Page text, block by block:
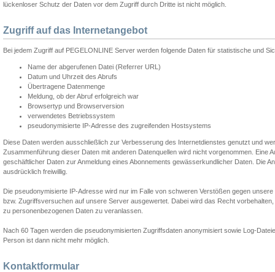
lückenloser Schutz der Daten vor dem Zugriff durch Dritte ist nicht möglich.
Zugriff auf das Internetangebot
Bei jedem Zugriff auf PEGELONLINE Server werden folgende Daten für statistische und
Name der abgerufenen Datei (Referrer URL)
Datum und Uhrzeit des Abrufs
Übertragene Datenmenge
Meldung, ob der Abruf erfolgreich war
Browsertyp und Browserversion
verwendetes Betriebssystem
pseudonymisierte IP-Adresse des zugreifenden Hostsystems
Diese Daten werden ausschließlich zur Verbesserung des Internetdienstes genutzt und
Zusammenführung dieser Daten mit anderen Datenquellen wird nicht vorgenommen. Eine
geschäftlicher Daten zur Anmeldung eines Abonnements gewässerkundlicher Daten. Die
ausdrücklich freiwillig.
Die pseudonymisierte IP-Adresse wird nur im Falle von schweren Verstößen gegen
bzw. Zugriffsversuchen auf unsere Server ausgewertet. Dabei wird das Recht
zu personenbezogenen Daten zu veranlassen.
Nach 60 Tagen werden die pseudonymisierten Zugriffsdaten anonymisiert sowie Log-
Person ist dann nicht mehr möglich.
Kontaktformular